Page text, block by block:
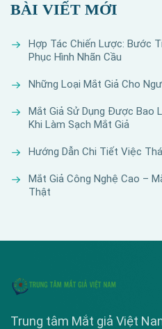
BÀI VIẾT MỚI
Hợp Tác Chiến Lược: Bước
Phục Hình Nhãn Cầu
Những Loại Mắt Giả Cho
Mắt Giả Sử Dụng Được Bao
Khi Làm Sạch Mắt Giả
Hướng Dẫn Chi Tiết Việc
Mắt Giả Công Nghệ Cao –
Thật
Trung tâm Mắt giả Việt